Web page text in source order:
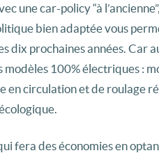
une car-policy “à
bien adaptée vous
dix prochaines années. Car
modèles 100% électriques :
en circulation et de roulage
fera des économies en